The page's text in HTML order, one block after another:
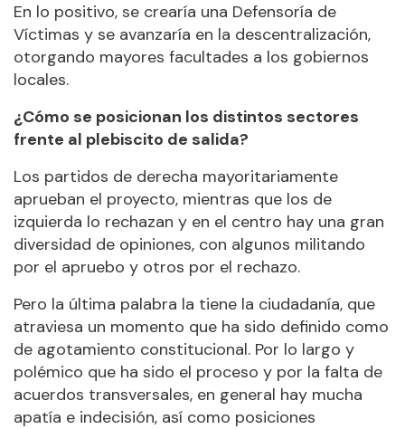
En lo positivo, se crearía una Defensoría de
Víctimas y se avanzaría en la descentralización,
otorgando mayores facultades a los gobiernos
locales.
¿Cómo se posicionan los distintos sectores
frente al plebiscito de salida?
Los partidos de derecha mayoritariamente
aprueban el proyecto, mientras que los de
izquierda lo rechazan y en el centro hay una gran
diversidad de opiniones, con algunos militando
por el apruebo y otros por el rechazo.
Pero la última palabra la tiene la ciudadanía, que
atraviesa un momento que ha sido definido como
de agotamiento constitucional. Por lo largo y
polémico que ha sido el proceso y por la falta de
acuerdos transversales, en general hay mucha
apatía e indecisión, así como posiciones